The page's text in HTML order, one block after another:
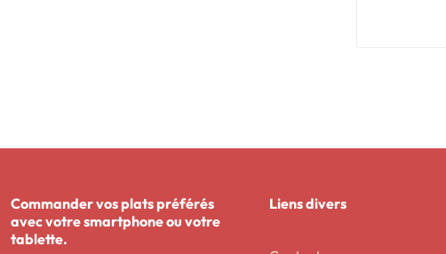
Commander vos plats préférés
avec votre smartphone ou votre
tablette.
Liens divers